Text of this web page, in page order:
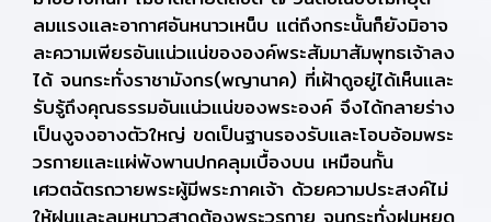
ลมแรงและอากาศอันหนาวเหน็บ แต่ถึงกระนั้นก็ยังมิอาจ
ละความเพียรอันแน่วแน่ขององค์พระสัมมาสัมพุทธเจ้าลง
ได้ จนกระทั่งราชามังกร(พญานาค) ที่เฝ้าดูอยู่ได้เห็นและ
รับรู้ถึงคุณธรรมอันแน่วแน่ของพระองค์ จึงได้กลายร่าง
เป็นงูจงอางตัวใหญ่ ขดเป็นฐานรองรับและโอบอ้อมพระ
วรกายและแผ่พังพานปกคลุมเบื้องบน เหมือนกั้น
เศวตฉัตรถวายพระผู้มีพระภาคเจ้า ด้วยความประสงค์ไม่
ให้ฝนและลมหนาวสาดต้องพระวรกาย จนกระทั่งฝนหยุด